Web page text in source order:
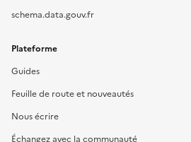
schema.data.gouv.fr
Plateforme
Guides
Feuille de route et nouveautés
Nous écrire
Échangez avec la communauté